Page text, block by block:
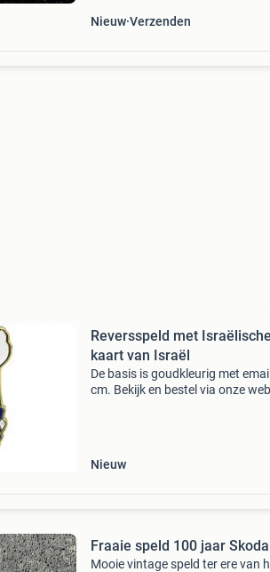
Nieuw Verzenden
Reversspeld met
kaart van Israël
De basis is goudkleurig met
cm. Bekijk en bestel via onze
Nieuw
Fraaie speld 100 jaar
Mooie vintage speld ter ere van